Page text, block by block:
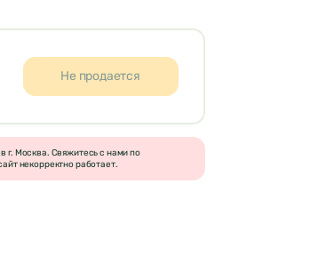
Не продается
г. Москва. Свяжитесь с нами по
некорректно работает.